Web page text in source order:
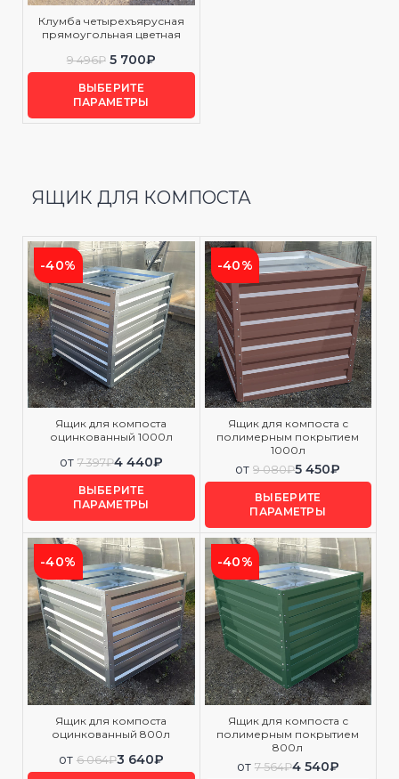
Клумба четырехъярусная
прямоугольная цветная
9 496₽ 5 700₽
ВЫБЕРИТЕ
ПАРАМЕТРЫ
ЯЩИК ДЛЯ КОМПОСТА
-40%
Ящик для компоста
оцинкованный 1000л
от 7 397₽4 440₽
ВЫБЕРИТЕ
ПАРАМЕТРЫ
-40%
Ящик для компоста с
полимерным покрытием
1000л
от 9 080₽5 450₽
ВЫБЕРИТЕ
ПАРАМЕТРЫ
-40%
Ящик для компоста
оцинкованный 800л
от 6 064₽3 640₽
-40%
Ящик для компоста с
полимерным покрытием
800л
от 7 564₽4 540₽